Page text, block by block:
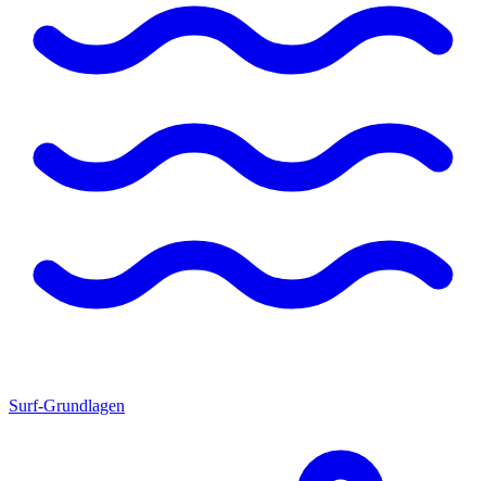
Surf-Grundlagen